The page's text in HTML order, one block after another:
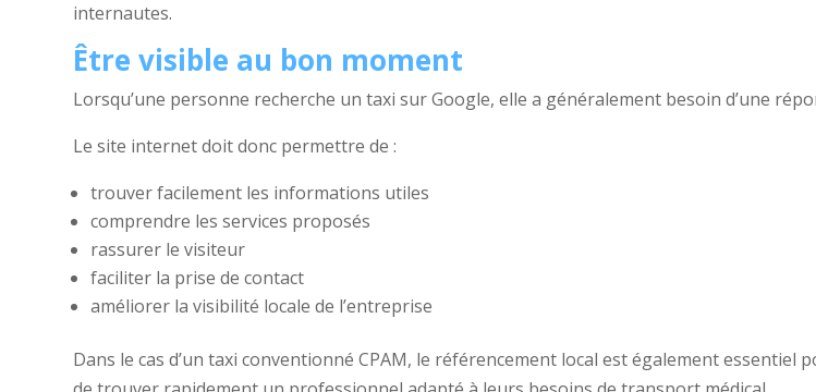
internautes.
Être visible au bon moment
Lorsqu’une personne recherche un taxi sur Google, elle a généralement besoin d’une
Le site internet doit donc permettre de :
trouver facilement les informations utiles
comprendre les services proposés
rassurer le visiteur
faciliter la prise de contact
améliorer la visibilité locale de l’entreprise
Dans le cas d’un taxi conventionné CPAM, le référencement local est également essentiel